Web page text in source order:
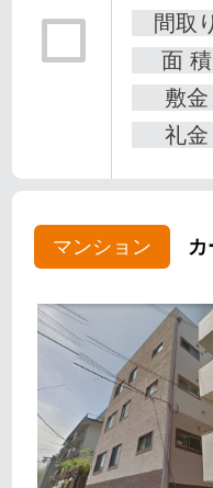
間取り
面 積
敷金
礼金
マンション